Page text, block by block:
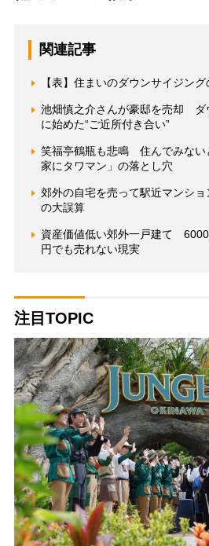
関連記事
【表】住まいのダウンサイジン
池畑慎之介さんが豪邸を売却 ダ
に始めた“ご近所付き合い”
笑福亭鶴瓶も悲鳴 住んでみない
家にタワマン」の落とし穴
郊外の自宅を売って駅近マンシ
の大誤算
資産価値低い郊外一戸建て
円でも売れない現実
注目TOPIC